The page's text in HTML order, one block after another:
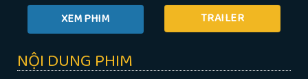
TRAILER
NỘI DUNG PHIM